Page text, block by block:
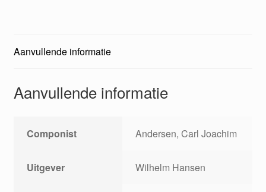
Aanvullende informatie
Aanvullende informatie
Componist Andersen, Carl Joachim
Uitgever Wilhelm Hansen